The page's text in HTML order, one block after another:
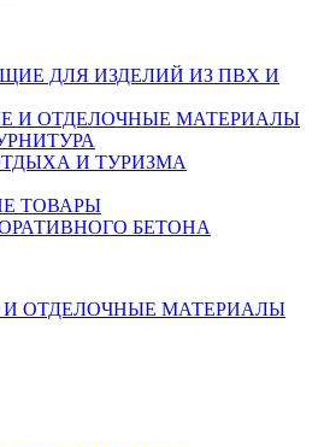
ДЛЯ ИЗДЕЛИЙ ИЗ ПВХ И
И ОТДЕЛОЧНЫЕ МАТЕРИАЛЫ
И ТУРИЗМА
ТОВАРЫ
БЕТОНА
И ОТДЕЛОЧНЫЕ МАТЕРИАЛЫ